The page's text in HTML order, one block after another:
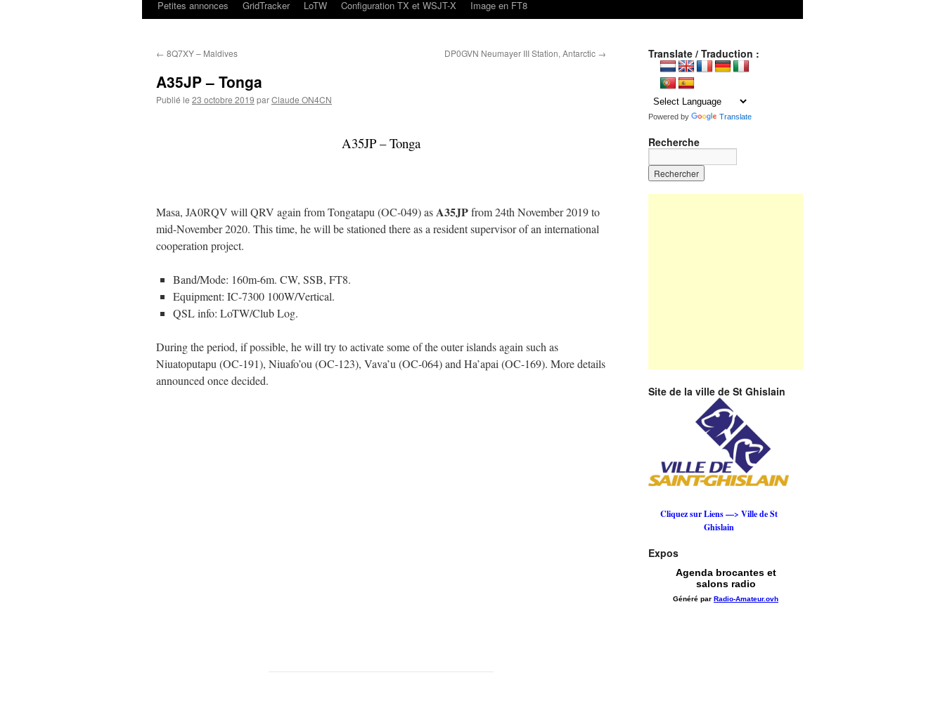
Petites annonces
GridTracker LoTW Configuration TX et WSJT-X Image en FT8
← 8Q7XY – Maldives DP0GVN Neumayer III Station, Antarctic →
A35JP – Tonga
Publié le 23 octobre 2019 parClaude ON4CN
A35JP – Tonga
Masa, JA0RQV will QRV again from Tongatapu (OC-049) asA35JPfrom 24th November 2019 to
mid-November 2020. This time, he will be stationed there as a resident supervisor of an international
cooperation project.
Band/Mode: 160m-6m. CW, SSB, FT8.
Equipment: IC-7300 100W/Vertical.
QSL info: LoTW/Club Log.
During the period, if possible, he will try to activate some of the outer islands again such as
Niuatoputapu (OC-191), Niuafo’ou (OC-123), Vava’u (OC-064) and Ha’apai (OC-169). More details
announced once decided.
Translate / Traduction :
Powered by Translate
Recherche
Site de la ville de St Ghislain
Cliquez sur Liens —> Ville de St
Ghislain
Expos